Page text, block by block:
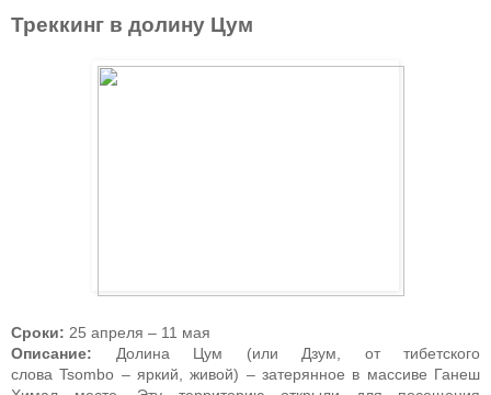
Треккинг в долину Цум
Сроки: 25 апреля – 11 мая
Описание: Долина Цум (или Дзум, от тибетского
словаTsombo – яркий, живой) – затерянное в массиве Ганеш